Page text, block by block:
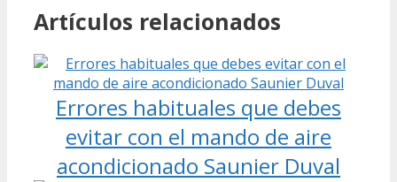
Artículos relacionados
Errores habituales que debes
evitar con el mando de aire
acondicionado Saunier Duval